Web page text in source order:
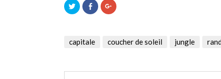
Cliquez
pour
partager
une
nouvelle
Cliquez
pour
partager
une
nouvelle
Cliquez
pour
dans
une
capitale coucher de soleil jungle